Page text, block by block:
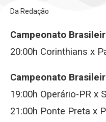
Da Redação
Campeonato
20:00h Corinthians x
Campeonato
19:00h Operário-PR x
21:00h Ponte Preta x